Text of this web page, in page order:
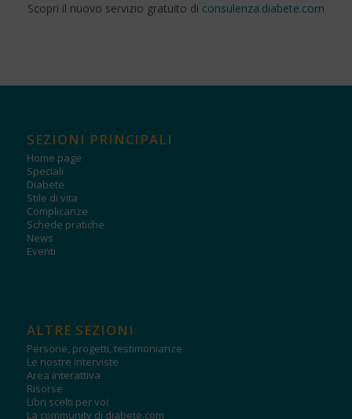
Scopri il nuovo servizio gratuito di consulenza.diabete.com
SEZIONI PRINCIPALI
Home page
Speciali
Diabete
Stile di vita
Complicanze
Schede pratiche
News
Eventi
ALTRE SEZIONI
Persone, progetti, testimonianze
Le nostre interviste
Area interattiva
Risorse
Libri scelti per voi
La community di diabete.com